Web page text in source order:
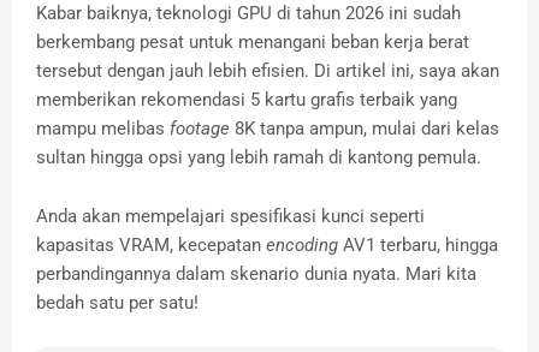
Kabar baiknya, teknologi GPU di tahun 2026 ini sudah
berkembang pesat untuk menangani beban kerja berat
tersebut dengan jauh lebih efisien. Di artikel ini, saya akan
memberikan rekomendasi 5 kartu grafis terbaik yang
mampu melibas footage 8K tanpa ampun, mulai dari kelas
sultan hingga opsi yang lebih ramah di kantong pemula.
Anda akan mempelajari spesifikasi kunci seperti
kapasitas VRAM, kecepatan encoding AV1 terbaru, hingga
perbandingannya dalam skenario dunia nyata. Mari kita
bedah satu per satu!